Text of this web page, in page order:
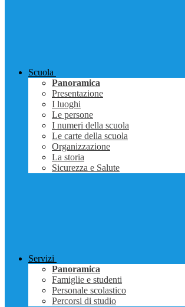
Scuola
Panoramica
Presentazione
I luoghi
Le persone
I numeri della scuola
Le carte della scuola
Organizzazione
La storia
Sicurezza e Salute
Servizi
Panoramica
Famiglie e studenti
Personale scolastico
Percorsi di studio